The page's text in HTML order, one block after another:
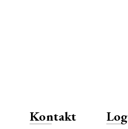
Kontakt